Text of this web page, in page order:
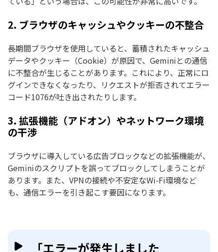
2. ブラウザのキャッシュやクッキーの不整合
長期間ブラウザを使用していると、蓄積されたキャッシュ
データやクッキー（Cookie）が原因で、Geminiとの通信
に不整合が生じることがあります。これにより、正常にロ
グインできなくなったり、リクエストが拒否されてエラー
コード1076が吐き出されたりします。
3. 拡張機能（アドオン）やネットワーク環境
の干渉
ブラウザに導入している広告ブロックなどの拡張機能が、
Geminiのスクリプトを誤ってブロックしてしまうことが
あります。また、VPNの接続や不安定なWi-Fi環境など
も、通信エラーを引き起こす要因になります。
「エラーが発生しました